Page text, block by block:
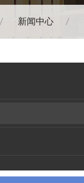
新闻中心